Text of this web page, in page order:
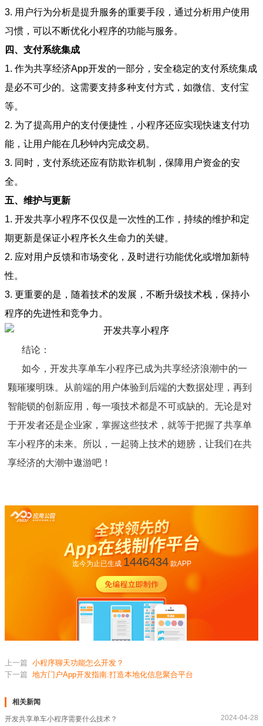
3. 用户行为分析是提升服务的重要手段，通过分析用户使用
习惯，可以不断优化小程序的功能与服务。
四、支付系统集成
1. 作为共享经济App开发的一部分，安全稳定的支付系统集成
是必不可少的。这需要支持多种支付方式，如微信、支付宝
等。
2. 为了提高用户的支付便捷性，小程序还应实现快速支付功
能，让用户能在几秒钟内完成交易。
3. 同时，支付系统还应有防欺诈机制，保障用户资金的安
全。
五、维护与更新
1. 开发共享小程序不仅仅是一次性的工作，持续的维护和定
期更新是保证小程序长久生命力的关键。
2. 应对用户反馈和市场变化，及时进行功能优化或增加新特
性。
3. 更重要的是，随着技术的发展，不断升级技术栈，保持小
程序的先进性和竞争力。
结论：
如今，开发共享单车小程序已成为共享经济浪潮中的一
颗璀璨明珠。从前端的用户体验到后端的大数据处理，再到
智能锁的创新应用，每一项技术都是不可或缺的。无论是对
于开发者还是企业家，掌握这些技术，就等于把握了共享单
车小程序的未来。所以，一起骑上技术的翅膀，让我们在共
享经济的大潮中遨游吧！
迄今为止已生成 1446434款APP
上一篇 小程序聊天功能怎么开发？
下一篇 地方门户App开发指南:打造本地化信息聚合平台
相关新闻
开发共享单车小程序需要什么技术？ 2024-04-28